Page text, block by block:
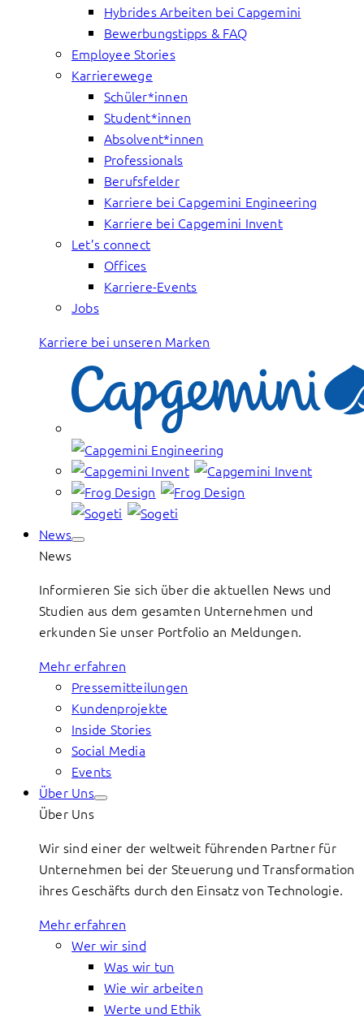
Hybrides Arbeiten bei Capgemini
Bewerbungstipps & FAQ
Employee Stories
Karrierewege
Schüler*innen
Student*innen
Absolvent*innen
Professionals
Berufsfelder
Karriere bei Capgemini Engineering
Karriere bei Capgemini Invent
Let’s connect
Offices
Karriere-Events
Jobs
Karriere bei unseren Marken
News
News
Informieren Sie sich über die aktuellen News und
Studien aus dem gesamten Unternehmen und
erkunden Sie unser Portfolio an Meldungen.
Mehr erfahren
Pressemitteilungen
Kundenprojekte
Inside Stories
Social Media
Events
Über Uns
Über Uns
Wir sind einer der weltweit führenden Partner für
Unternehmen bei der Steuerung und Transformation
ihres Geschäfts durch den Einsatz von Technologie.
Mehr erfahren
Wer wir sind
Was wir tun
Wie wir arbeiten
Werte und Ethik